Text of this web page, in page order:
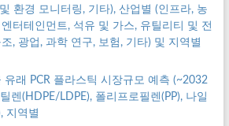
환경 모니터링, 기타), 산업별 (인프라, 농
터테인먼트, 석유 및 가스, 유틸리티 및 전
, 광업, 과학 연구, 보험, 기타) 및 지역별
유래 PCR 플라스틱 시장규모 예측 (~2032
렌(HDPE/LDPE), 폴리프로필렌(PP), 나일
지역별